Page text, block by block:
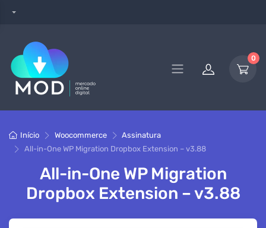
0
Início Woocommerce
Assinatura
All-in-One WP Migration Dropbox Extension – v3.88
All-in-One WP Migration
Dropbox Extension – v3.88